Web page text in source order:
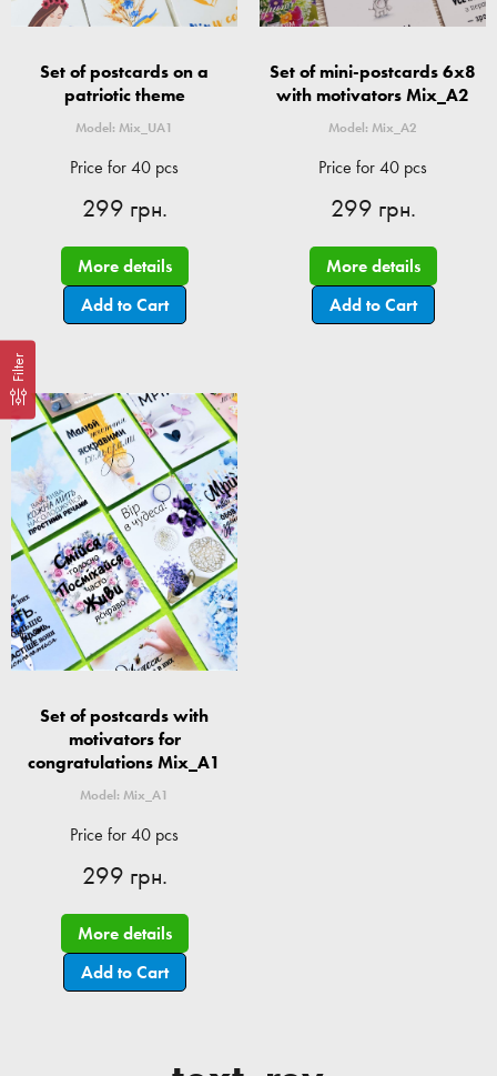
Filter
Set of postcards on a
patriotic theme
Model: Mix_UA1
Price for 40 pcs
299 грн.
More details
Add to Cart
Set of mini-postcards 6x8
with motivators Mix_A2
Model: Mix_A2
Price for 40 pcs
299 грн.
More details
Add to Cart
Set of postcards with
motivators for
congratulations Mix_A1
Model: Mix_A1
Price for 40 pcs
299 грн.
More details
Add to Cart